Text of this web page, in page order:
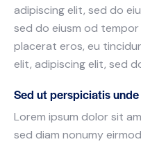
adipiscing elit, sed do
sed do eiusm od
placerat eros, eu
elit, adipiscing elit, sed
Sed ut perspiciatis
Lorem ipsum dolor sit
sed diam nonumy